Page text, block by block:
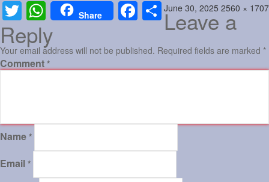
Twitter WhatsAppShare Facebook
Share
Posted
June 30, 2025 Full
size
2560 × 1707
Leave a
Reply
Your email address will not be published. Required fields are marked *
Comment *
Name *
Email *